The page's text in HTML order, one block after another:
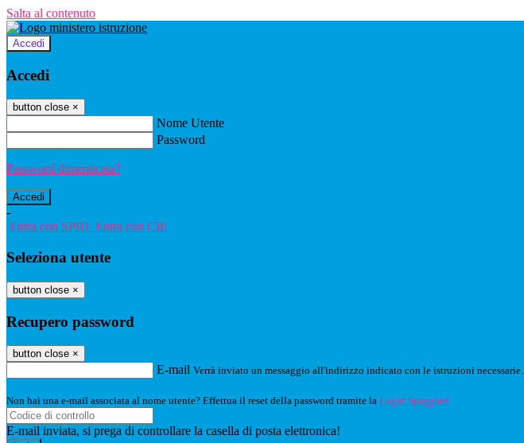
Salta al contenuto
Accedi
Accedi
button close ×
Nome Utente
Password
Password dimenticata?
-
Entra con SPID Entra con CIE
Seleziona utente
button close ×
Recupero password
button close ×
E-mail Verrà inviato un messaggio all'indirizzo indicato con le istruzioni necessarie.
Non hai una e-mail associata al nome utente? Effettua il reset della password tramite la Login Spaggiari
E-mail inviata, si prega di controllare la casella di posta elettronica!